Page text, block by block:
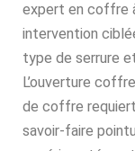
expert en coffre
intervention
type de serrure
L’ouverture
de coffre
savoir-faire